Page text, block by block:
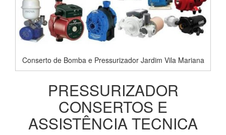
Conserto de Bomba e Pressurizador Jardim Vila Mariana
PRESSURIZADOR
CONSERTOS E
ASSISTÊNCIA TECNICA